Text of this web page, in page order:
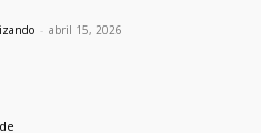
- abril 15, 2026